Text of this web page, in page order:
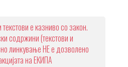
е казниво со закон.
содржини (текстови и
линкување НЕ е дозволено
на ЕКИПА